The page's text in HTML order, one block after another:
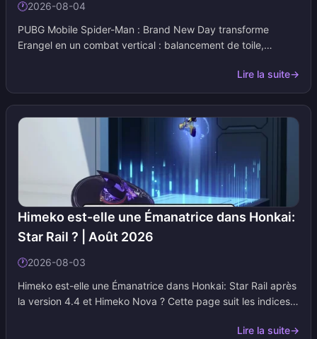
🕐2026-08-04
PUBG Mobile Spider-Man : Brand New Day transforme
Erangel en un combat vertical : balancement de toile,
dans un mode à durée limitée. Cette page répertorie les
compétences, les zones de saut et les missions gratuites
tout au long de l'événement.
Lire la suite→
Himeko est-elle une Émanatrice dans Honkai:
Star Rail ? | Août 2026
🕐2026-08-03
Himeko est-elle une Émanatrice dans Honkai: Star Rail après
la version 4.4 et Himeko Nova ? Cette page suit les indices
Planarcadia et la théorie de la Pérégrination au fil desLire la suite→